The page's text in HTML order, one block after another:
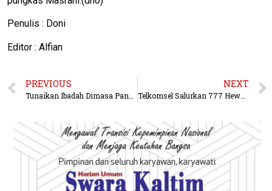
Penulis : Doni
Editor : Alfian
PREVIOUS NEXT
Telkomsel Salurkan 777 Hewan Kurban untuk 43.000 Penerima